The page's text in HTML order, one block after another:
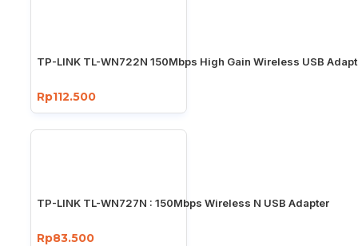
TP-LINK TL-WN722N 150Mbps High Gain Wireless USB
Rp112.500
TP-LINK TL-WN727N : 150Mbps Wireless N USB Adapter
Rp83.500